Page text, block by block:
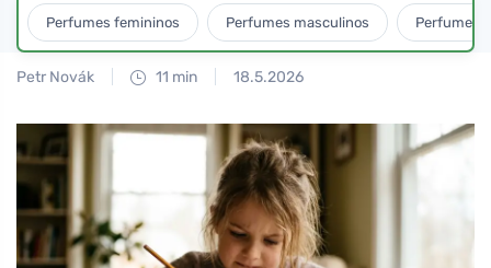
Perfumes femininos Perfumes masculinos Perfumes
Petr Novák 11 min 18.5.2026